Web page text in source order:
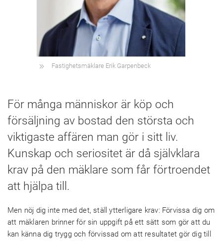
Fastighetsmäklare Erik Garpenbeck
För många människor är köp och
försäljning av bostad den största och
viktigaste affären man gör i sitt liv.
Kunskap och seriositet är då självklara
krav på den mäklare som får förtroendet
att hjälpa till.
Men nöj dig inte med det, ställ ytterligare krav: Förvissa dig om
att mäklaren brinner för sin uppgift på ett sätt som gör att du
kan känna dig trygg och förvissad om att resultatet gör dig till